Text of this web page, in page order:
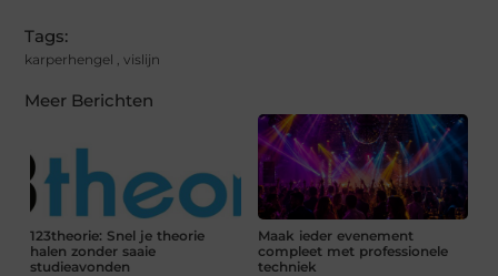
Tags:
karperhengel ,vislijn
Meer Berichten
123theorie: Snel je theorie
halen zonder saaie
studieavonden
Maak ieder evenement
compleet met professionele
techniek